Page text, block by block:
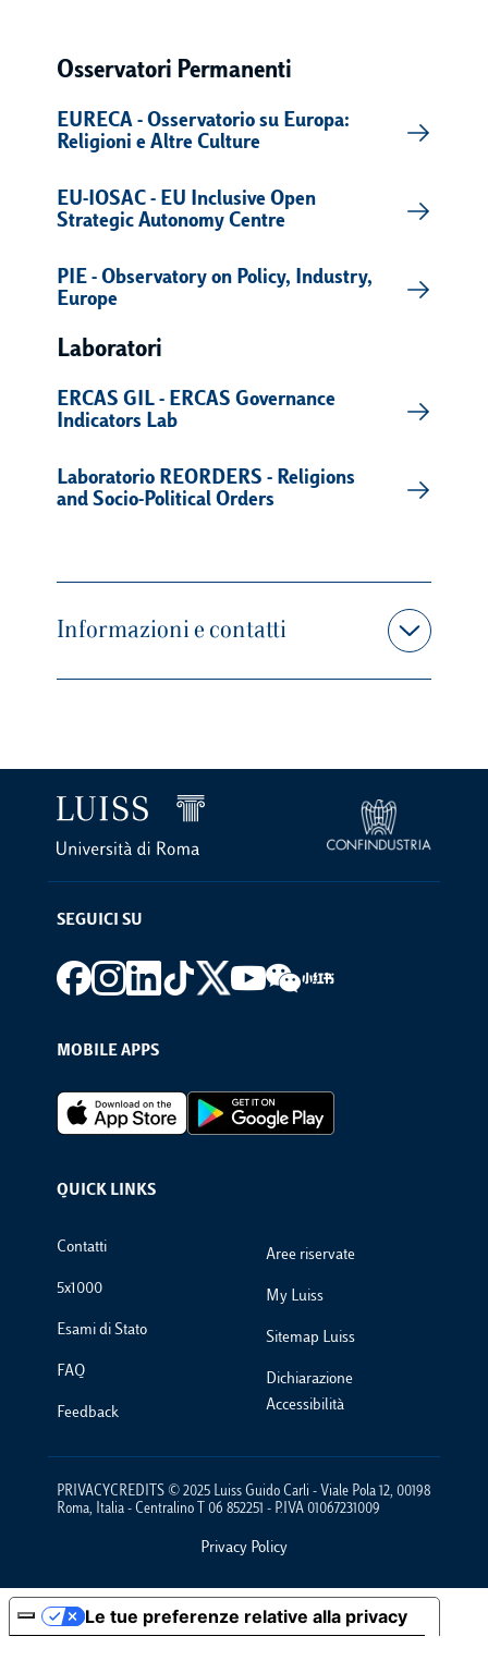
Osservatori Permanenti
EURECA - Osservatorio su Europa:
Religioni e Altre Culture
EU-IOSAC - EU Inclusive Open
Strategic Autonomy Centre
PIE - Observatory on Policy, Industry,
Europe
Laboratori
ERCAS GIL - ERCAS Governance
Indicators Lab
Laboratorio REORDERS - Religions
and Socio-Political Orders
Informazioni e contatti
SEGUICI SU
Footer social
MOBILE APPS
Footer Apps
QUICK LINKS
Footer Links
Contatti
5x1000
Esami di Stato
FAQ
Feedback
Aree riservate
My Luiss
Sitemap Luiss
Dichiarazione
Accessibilità
PRIVACYCREDITS © 2025 Luiss Guido Carli - Viale Pola 12, 00198
Roma, Italia - Centralino T 06 852251 - P.IVA 01067231009
Privacy Policy
Le tue preferenze relative alla privacy